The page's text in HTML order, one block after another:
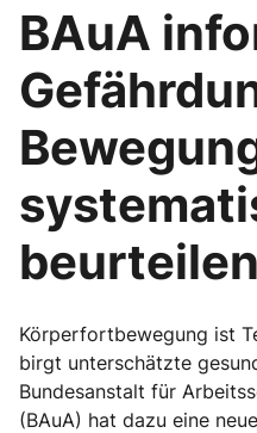
BAuA
beurteilen
Körperfortbewegung ist
birgt unterschätzte
Bundesanstalt für
(BAuA) hat dazu eine